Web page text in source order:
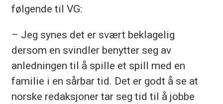
følgende til VG:
– Jeg synes det er svært beklagelig
dersom en svindler benytter seg av
anledningen til å spille et spill med en
familie i en sårbar tid. Det er godt å se at
norske redaksjoner tar seg tid til å jobbe